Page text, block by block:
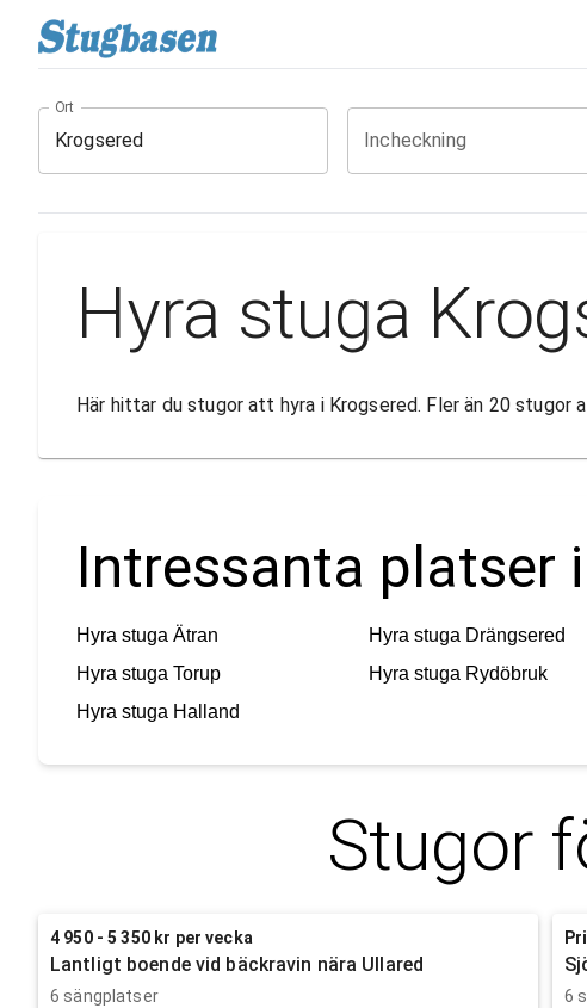
Ort
Incheckning
Hyra stuga
Här hittar du stugor att hyra i Krogsered. Fler än 20 stugor
Intressanta platser
Hyra stuga Ätran Hyra stuga Drängsered
Hyra stuga Torup Hyra stuga Rydöbruk
Hyra stuga Halland
Stugor
4 950 - 5 350 kr per vecka
Lantligt boende vid bäckravin nära Ullared
6 sängplatser
6